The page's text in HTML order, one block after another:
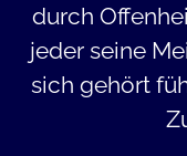
durch
jeder seine
sich gehört